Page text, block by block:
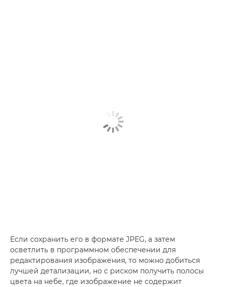
Если сохранить его в формате JPEG, а затем
осветлить в программном обеспечении для
редактирования изображения, то можно добиться
лучшей детализации, но с риском получить полосы
цвета на небе, где изображение не содержит